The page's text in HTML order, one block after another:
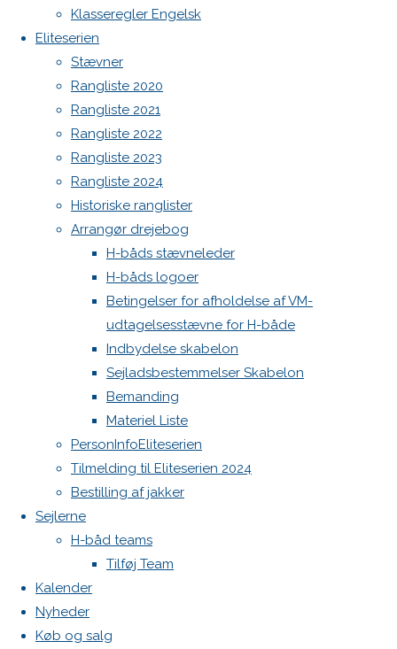
Klasseregler Engelsk
Eliteserien
Stævner
Rangliste 2020
Rangliste 2021
Rangliste 2022
Rangliste 2023
Rangliste 2024
Historiske ranglister
Arrangør drejebog
H-båds stævneleder
H-båds logoer
Betingelser for afholdelse af VM-
udtagelsesstævne for H-både
Indbydelse skabelon
Sejladsbestemmelser Skabelon
Bemanding
Materiel Liste
PersonInfoEliteserien
Tilmelding til Eliteserien 2024
Bestilling af jakker
Sejlerne
H-båd teams
Tilføj Team
Kalender
Nyheder
Køb og salg
Frem.
H-
bådsklassen
samles
til
en
skøn
dag
i
fællesskabets
tegn
Sejl, spilerstrømpe og rullefok-presenning til H-båd:
Log ind
WordPress.org
Back